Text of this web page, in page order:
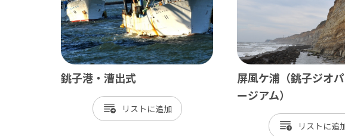
銚子港・漕出式
リスト
屏風ケ浦（銚子ジオ
ージアム）
リスト